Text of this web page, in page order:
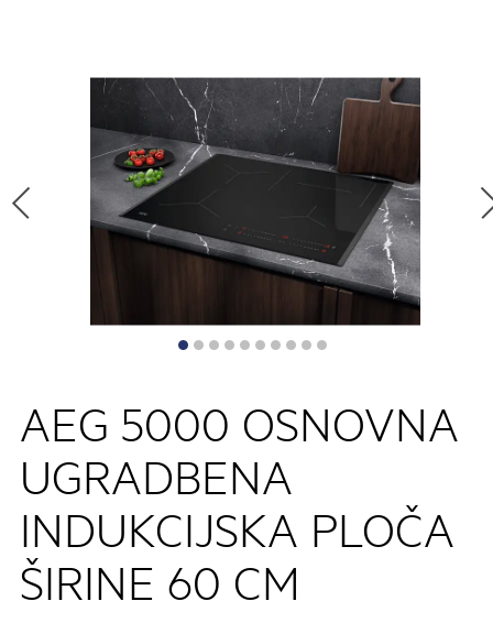
AEG 5000 OSNOVNA
UGRADBENA
INDUKCIJSKA PLOČA
ŠIRINE 60 CM